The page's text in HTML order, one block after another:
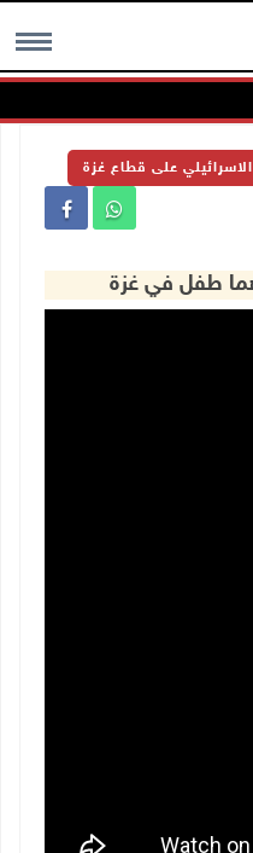
MENU
على قطاع غزة
طفل في غزة